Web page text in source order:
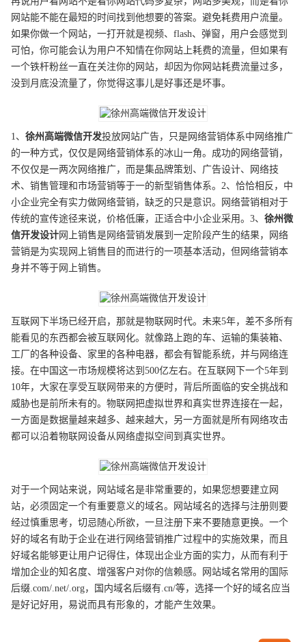
网站能不能在最短的时间找到他想要的答案。避免耗费用户流量。
如果你做一个网站，一打开就是视频、flash、弹窗，用户会感觉到
可怕，你可能会认为用户不知情在你网站上耗费的流量，但如果有
一个铁杆粉丝一直在关注你的网站，却因为你网站耗费流量过多，
没到月底没流量了，你觉得这事儿是好事还是坏事。
1、 徐州 高端微信开发投放网站广告，只是网络营销体系中网络推广
的一种方式，仅仅是网络营销体系的冰山一角。成功的网络营销，
不仅仅是一两次网络推广，而是集品牌策划、广告设计、网络技
术、销售管理和市场营销等于一的新型销售体系。2、恰恰相反，中
小企业完全有实力做网络营销，缺乏的只是意识。网络营销相对于
传统的宣传途径来说，价格低廉，正适合中小企业采用。3、 徐州微
信开发设计网上销售是网络营销发展到一定阶段产生的结果，网络
营销是为实现网上销售目的而进行的一项基本活动，但网络营销本
身并不等于网上销售。
互联网下半场已经开启，那就是物联网时代。未来5年，差不多所有
能看见的东西都会被互联网化。就像路上跑的车、运输的集装箱、
工厂的各种设备、家里的各种电器，都会有智能系统，并与网络连
接。在中国这一市场规模将达到500亿左右。在互联网下一个5年到
10年，大家在享受互联网带来的方便时，背后所面临的安全挑战和
威胁也是前所未有的。物联网把虚拟世界和真实世界连接在一起，
一方面是数据量越来越多、越来越大，另一方面就是所有网络攻击
都可以沿着物联网设备从网络虚拟空间到真实世界。
对于一个网站来说，网站域名是非常重要的，如果您想要建立网
站，必须固定一个有重要意义的域名。网站域名的选择与注册则要
经过慎重思考，切忌随心所欲，一旦注册下来不要随意更换。一个
好的域名有助于企业在进行网络营销推广过程中的实施效果，而且
好域名能够更让用户记得住，体现出企业方面的实力，从而有利于
增加企业的知名度、增强客户对你的信赖感。网站域名常用的国际
后缀.com/.net/.org，国内域名后缀有.cn/等，选择一个好的域名应当
是好记好用，易说而具有形象的，才能产生效果。